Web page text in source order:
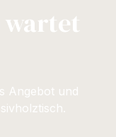
wartet
Angebot und